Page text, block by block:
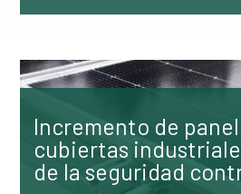
Incremento de
cubiertas
de la seguridad